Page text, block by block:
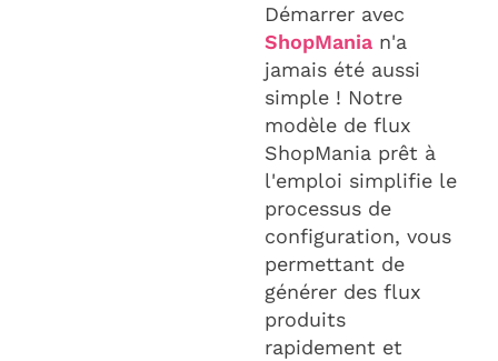
Démarrer avec
ShopMania n'a
jamais été aussi
simple ! Notre
modèle de flux
ShopMania prêt à
l'emploi simplifie le
processus de
configuration, vous
permettant de
générer des flux
produits
rapidement et